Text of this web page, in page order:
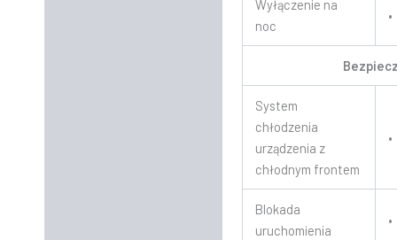
Wyłączenie na
noc
•
System
chłodzenia
urządzenia z
chłodnym frontem
•
Blokada
uruchomienia
•